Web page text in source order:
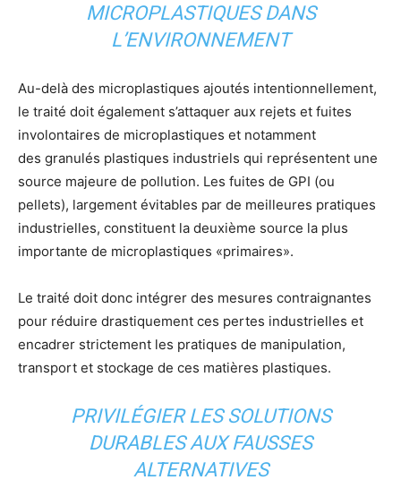
MICROPLASTIQUES DANS
L’ENVIRONNEMENT
Au-delà des microplastiques ajoutés intentionnellement,
le traité doit également s’attaquer aux rejets et fuites
involontaires de microplastiques et notamment
des granulés plastiques industriels qui représentent une
source majeure de pollution. Les fuites de GPI (ou
pellets), largement évitables par de meilleures pratiques
industrielles, constituent la deuxième source la plus
importante de microplastiques «primaires».
Le traité doit donc intégrer des mesures contraignantes
pour réduire drastiquement ces pertes industrielles et
encadrer strictement les pratiques de manipulation,
transport et stockage de ces matières plastiques.
PRIVILÉGIER LES SOLUTIONS
DURABLES AUX FAUSSES
ALTERNATIVES